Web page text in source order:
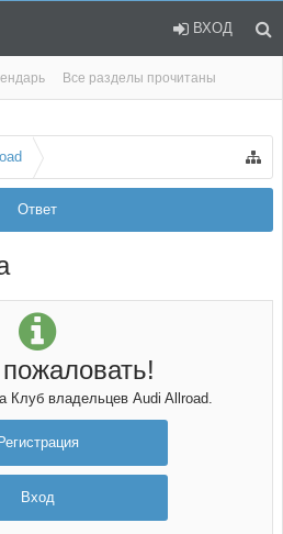
Все разделы прочитаны
ВХОД
Ответ
Клуб владельцев Audi Allroad.
Регистрация
Вход